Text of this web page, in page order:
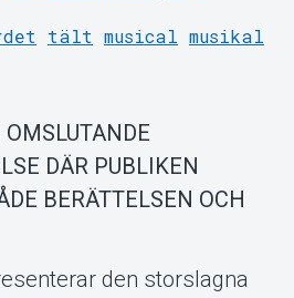
tält musical musikal
DÄR PUBLIKEN
BERÄTTELSEN OCH
den storslagna